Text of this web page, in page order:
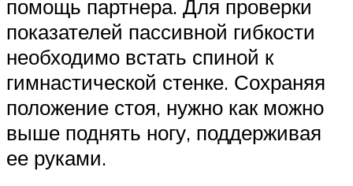
помощь партнера. Для проверки
показателей пассивной гибкости
необходимо встать спиной к
гимнастической стенке. Сохраняя
положение стоя, нужно как можно
выше поднять ногу, поддерживая
ее руками.